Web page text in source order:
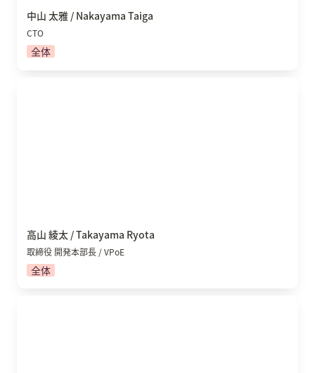
中山 太雅 / Nakayama Taiga
CTO
全体
高山 綾太 / Takayama Ryota
取締役 開発本部長 / VPoE
全体